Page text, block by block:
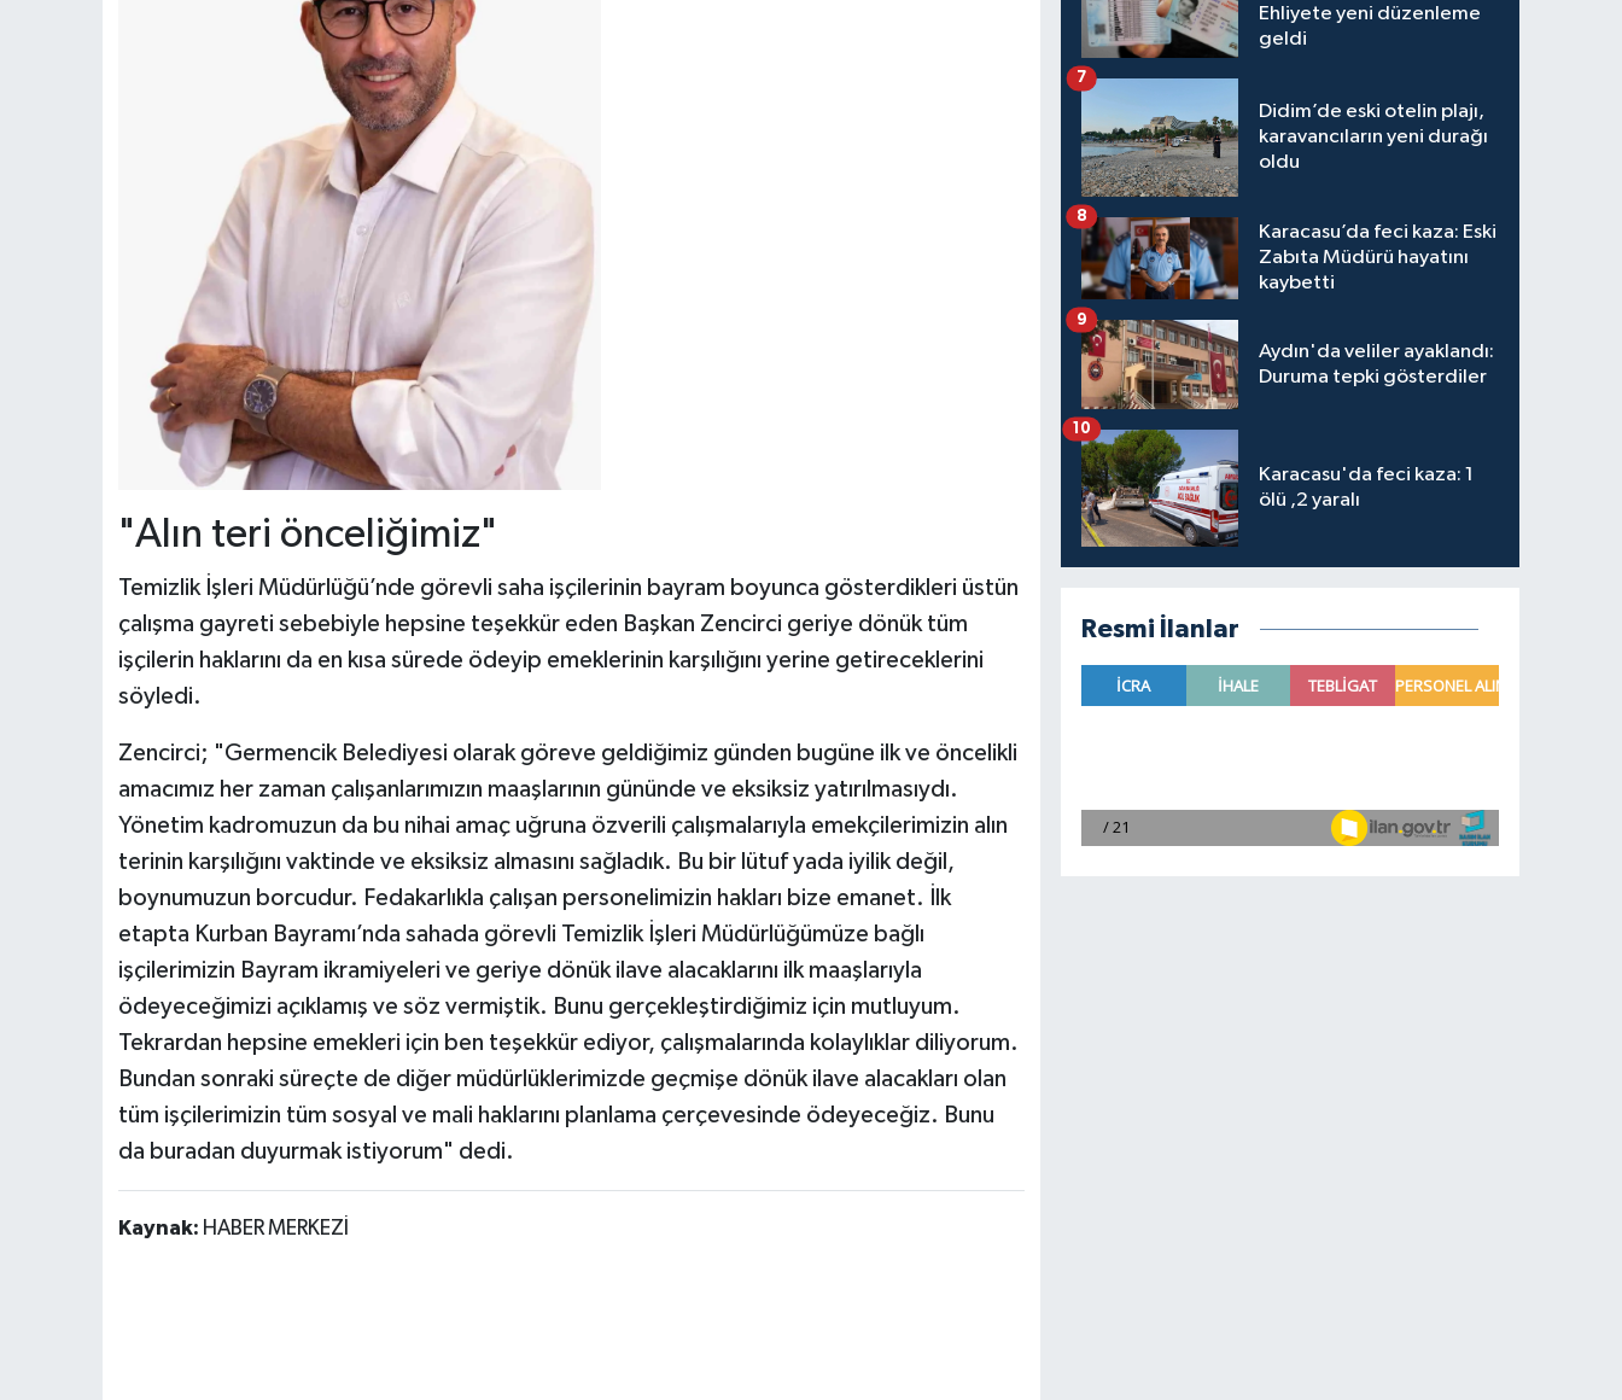
"Alın teri önceliğimiz"
Temizlik İşleri Müdürlüğü’nde görevli saha işçilerinin bayram boyunca gösterdikleri üstün
çalışma gayreti sebebiyle hepsine teşekkür eden Başkan Zencirci geriye dönük tüm
işçilerin haklarını da en kısa sürede ödeyip emeklerinin karşılığını yerine getireceklerini
söyledi.
Zencirci; "Germencik Belediyesi olarak göreve geldiğimiz günden bugüne ilk ve öncelikli
amacımız her zaman çalışanlarımızın maaşlarının gününde ve eksiksiz yatırılmasıydı.
Yönetim kadromuzun da bu nihai amaç uğruna özverili çalışmalarıyla emekçilerimizin alın
terinin karşılığını vaktinde ve eksiksiz almasını sağladık. Bu bir lütuf yada iyilik değil,
boynumuzun borcudur. Fedakarlıkla çalışan personelimizin hakları bize emanet. İlk
etapta Kurban Bayramı’nda sahada görevli Temizlik İşleri Müdürlüğümüze bağlı
işçilerimizin Bayram ikramiyeleri ve geriye dönük ilave alacaklarını ilk maaşlarıyla
ödeyeceğimizi açıklamış ve söz vermiştik. Bunu gerçekleştirdiğimiz için mutluyum.
Tekrardan hepsine emekleri için ben teşekkür ediyor, çalışmalarında kolaylıklar diliyorum.
Bundan sonraki süreçte de diğer müdürlüklerimizde geçmişe dönük ilave alacakları olan
tüm işçilerimizin tüm sosyal ve mali haklarını planlama çerçevesinde ödeyeceğiz. Bunu
da buradan duyurmak istiyorum" dedi.
Kaynak: HABER MERKEZİ
Ehliyete yeni düzenleme
geldi
Didim’de eski otelin plajı,
karavancıların yeni durağı
oldu
7
Karacasu’da feci kaza: Eski
Zabıta Müdürü hayatını
kaybetti
8
Aydın'da veliler ayaklandı:
Duruma tepki gösterdiler
9
Karacasu'da feci kaza: 1
ölü ,2 yaralı
10
Resmi İlanlar